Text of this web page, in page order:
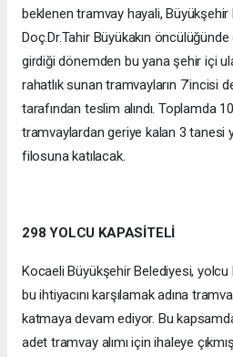
beklenen tramvay hayali, Büyükşehir
Doç.Dr.Tahir Büyükakın
girdiği dönemden bu yana şehir içi
rahatlık sunan tramvayların 7’incisi
tarafından teslim alındı. Toplamda
tramvaylardan geriye kalan 3 tanesi
filosuna katılacak.
298 YOLCU KAPASİTELİ
Kocaeli Büyükşehir Belediyesi,
bu ihtiyacını karşılamak adına
katmaya devam ediyor. Bu
adet tramvay alımı için ihaleye